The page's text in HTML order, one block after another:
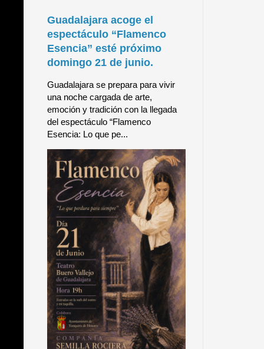
Guadalajara acoge el
espectáculo “Flamenco
Esencia” esté próximo
domingo 21 de junio.
Guadalajara se prepara para vivir
una noche cargada de arte,
emoción y tradición con la llegada
del espectáculo “Flamenco
Esencia: Lo que pe...